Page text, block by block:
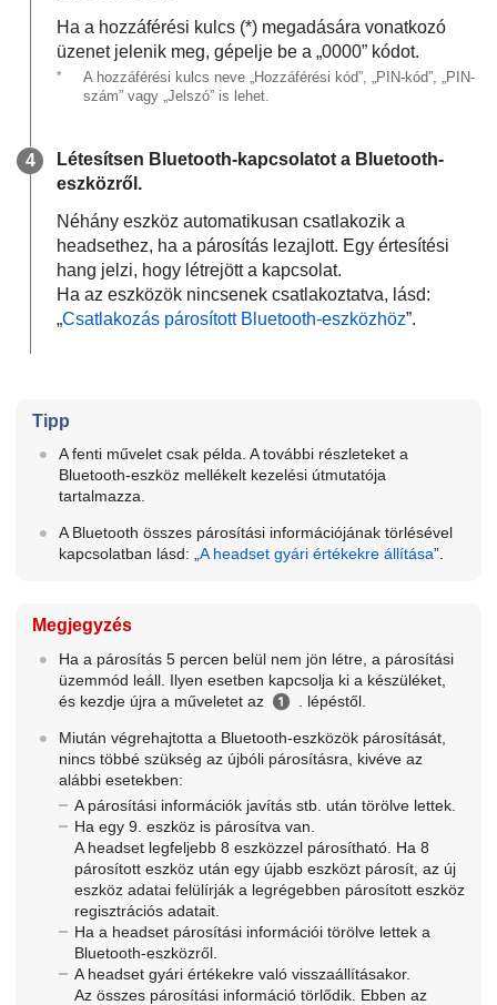
Ha a hozzáférési kulcs (*) megadására vonatkozó
üzenet jelenik meg, gépelje be a „0000” kódot.
*
A hozzáférési kulcs neve „Hozzáférési kód”, „PIN-kód”, „PIN-
szám” vagy „Jelszó” is lehet.
Létesítsen Bluetooth-kapcsolatot a Bluetooth-
eszközről.
Néhány eszköz automatikusan csatlakozik a
headsethez, ha a párosítás lezajlott. Egy értesítési
hang jelzi, hogy létrejött a kapcsolat.
Ha az eszközök nincsenek csatlakoztatva, lásd:
„Csatlakozás párosított Bluetooth-eszközhöz”.
Tipp
A fenti művelet csak példa. A további részleteket a
Bluetooth-eszköz mellékelt kezelési útmutatója
tartalmazza.
ABluetooth összes párosítási információjának törlésével
kapcsolatban lásd: „A headset gyári értékekre állítása”.
Megjegyzés
Ha a párosítás 5 percen belül nem jön létre, a párosítási
üzemmód leáll. Ilyen esetben kapcsolja ki a készüléket,
és kezdje újra a műveletet az
. lépéstől.
Miután végrehajtotta a Bluetooth-eszközök párosítását,
nincs többé szükség az újbóli párosításra, kivéve az
alábbi esetekben:
A párosítási információk javítás stb. után törölve lettek.
Ha egy 9. eszköz is párosítva van.
A headset legfeljebb 8 eszközzel párosítható. Ha 8
párosított eszköz után egy újabb eszközt párosít, az új
eszköz adatai felülírják a legrégebben párosított eszköz
regisztrációs adatait.
Ha a headset párosítási információi törölve lettek a
Bluetooth-eszközről.
A headset gyári értékekre való visszaállításakor.
Az összes párosítási információ törlődik. Ebben az